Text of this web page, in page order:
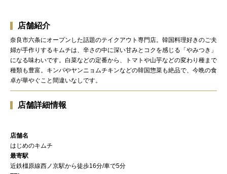
店舗紹介
奈良市六条にオープンした話題のテイクアウト専門店。韓国料理好きのご夫
婦が手作りするキムチは、辛さの中に深い甘みとコクを感じる「やみつき」
になる味わいです。白菜などの定番から、トマトや山芋などの変わり種まで
種類も豊富。キンパやヤンニョムチキンなどの韓国惣菜も絶品で、今晩の食
卓が華やぐこと間違いなしです。
店舗詳細情報
店舗名
はじめのキムチ
最寄駅
近鉄橿原線西ノ京駅から徒歩16分/車で5分